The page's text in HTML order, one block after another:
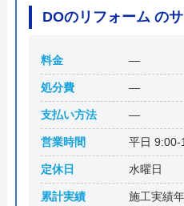
DOのリフォーム の
料金 ―
処分費 ―
支払い方法 ―
営業時間 平日 9:00-
定休日 水曜日
累計実績 施工実績